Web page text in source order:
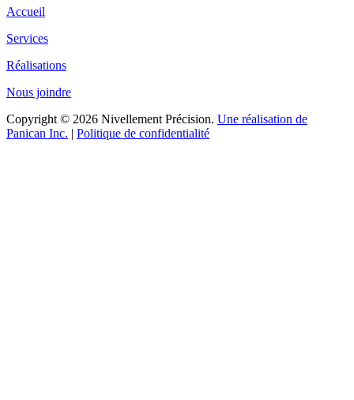
Accueil
Services
Réalisations
Nous joindre
Copyright © 2026 Nivellement Précision. Une réalisation de
Panican Inc. | Politique de confidentialité